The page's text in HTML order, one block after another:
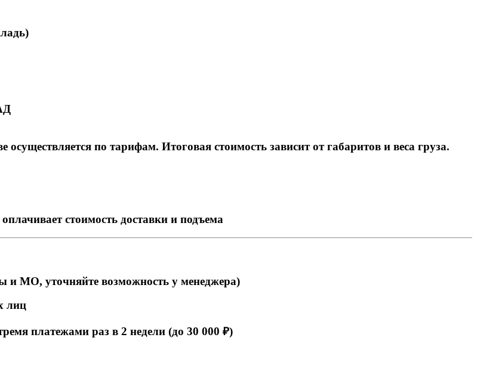
по тарифам. Итоговая стоимость зависит от габаритов и веса груза.
стоимость доставки и подъема
МО, уточняйте возможность у менеджера)
лиц
платежами раз в 2 недели (до 30 000 ₽)